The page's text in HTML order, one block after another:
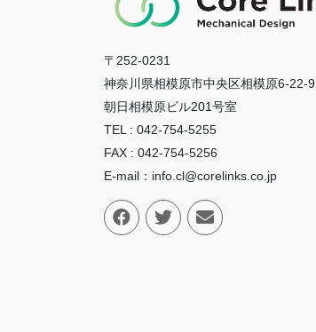
ョ
ン
〒252-0231
神奈川県相模原市中央区相模原6-22-9
朝日相模原ビル201号室
TEL : 042-754-5255
FAX : 042-754-5256
E-mail：info.cl@corelinks.co.jp